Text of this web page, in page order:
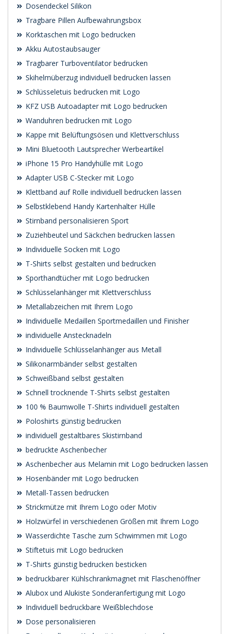
Dosendeckel Silikon
Tragbare Pillen Aufbewahrungsbox
Korktaschen mit Logo bedrucken
Akku Autostaubsauger
Tragbarer Turboventilator bedrucken
Skihelmüberzug individuell bedrucken lassen
Schlüsseletuis bedrucken mit Logo
KFZ USB Autoadapter mit Logo bedrucken
Wanduhren bedrucken mit Logo
Kappe mit Belüftungsösen und Klettverschluss
Mini Bluetooth Lautsprecher Werbeartikel
iPhone 15 Pro Handyhülle mit Logo
Adapter USB C-Stecker mit Logo
Klettband auf Rolle individuell bedrucken lassen
Selbstklebend Handy Kartenhalter Hülle
Stirnband personalisieren Sport
Zuziehbeutel und Säckchen bedrucken lassen
Individuelle Socken mit Logo
T-Shirts selbst gestalten und bedrucken
Sporthandtücher mit Logo bedrucken
Schlüsselanhänger mit Klettverschluss
Metallabzeichen mit Ihrem Logo
Individuelle Medaillen Sportmedaillen und Finisher
individuelle Anstecknadeln
Individuelle Schlüsselanhänger aus Metall
Silikonarmbänder selbst gestalten
Schweißband selbst gestalten
Schnell trocknende T-Shirts selbst gestalten
100 % Baumwolle T-Shirts individuell gestalten
Poloshirts günstig bedrucken
individuell gestaltbares Skistirnband
bedruckte Aschenbecher
Aschenbecher aus Melamin mit Logo bedrucken lassen
Hosenbänder mit Logo bedrucken
Metall-Tassen bedrucken
Strickmütze mit Ihrem Logo oder Motiv
Holzwürfel in verschiedenen Größen mit Ihrem Logo
Wasserdichte Tasche zum Schwimmen mit Logo
Stiftetuis mit Logo bedrucken
T-Shirts günstig bedrucken besticken
bedruckbarer Kühlschrankmagnet mit Flaschenöffner
Alubox und Alukiste Sonderanfertigung mit Logo
Individuell bedruckbare Weißblechdose
Dose personalisieren